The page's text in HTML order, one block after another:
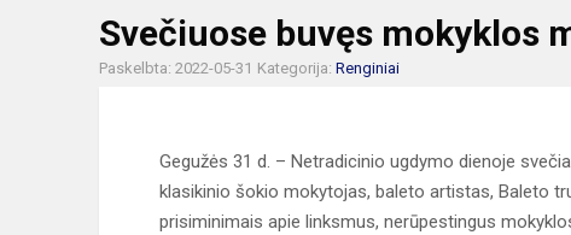
Svečiuose buvęs mokyklos
Paskelbta: 2022-05-31 Kategorija: Renginiai
Gegužės 31 d. – Netradicinio ugdymo dienoje
klasikinio šokio mokytojas, baleto artistas, Baleto
prisiminimais apie linksmus, nerūpestingus